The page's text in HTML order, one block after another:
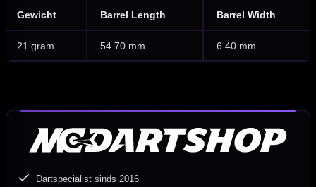
Gewicht Barrel Length Barrel Width
21 gram 54.70 mm 6.40 mm
Dartspecialist sinds 2016